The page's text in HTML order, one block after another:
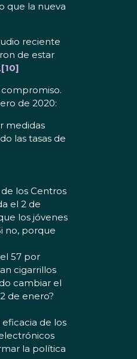
que la nueva
reciente
de estar
[10]
de 2020:
medidas
las tasas de
los Centros
el 2 de
los jóvenes
no, porque
57 por
cigarrillos
cambiar el
de enero?
de los
la política